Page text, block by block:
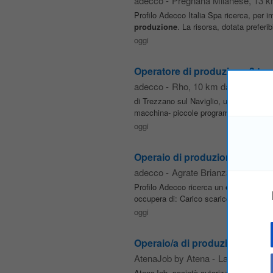
Profilo Adecco Italia Spa ricerca, per
produzione. La risorsa, dotata
oggi
Operatore di produzione 3
adecco - Rho, 10 km da Paderno
di Trezzano sul Naviglio, un operatore di
macchina- piccole programmazioni
oggi
Operaio di produzione chimica
adecco - Agrate Brianza
Profilo Adecco ricerca un operaio
occupera di: Carico scarico delle
oggi
Operaio/a di produzione
AtenaJob by Atena - Lainate , 10